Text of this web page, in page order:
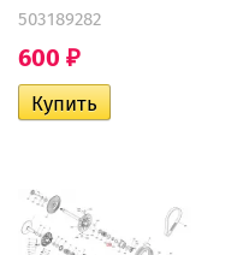
503189282
600 ₽